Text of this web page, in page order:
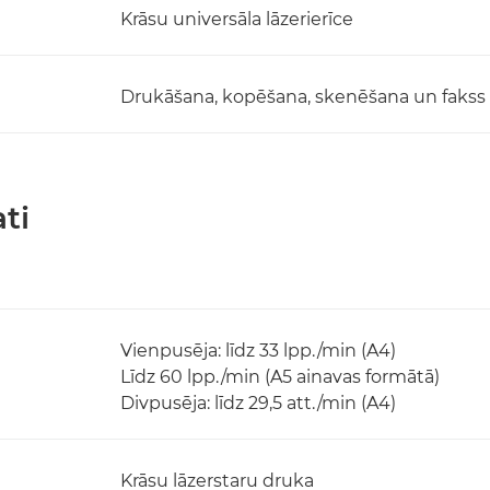
Krāsu universāla lāzerierīce
Drukāšana, kopēšana, skenēšana un fakss
Vienpusēja: līdz 33 lpp./min (A4)
Līdz 60 lpp./min (A5 ainavas formātā)
Divpusēja: līdz 29,5 att./min (A4)
Krāsu lāzerstaru druka